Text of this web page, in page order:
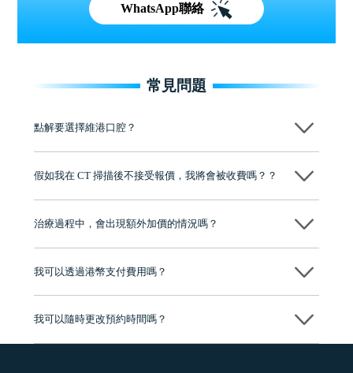
WhatsApp聯絡
常見問題
點解要選擇維港口腔？
牌」、「2025香港企業領袖品牌」，是諾貝爾種植系統全球放心植牙中
至今已服務超過三十個國家和地區的顧客，受到粵港澳大灣區及周邊城
有咨詢及服務保障中心，有任何問題都可以隨時預約免費咨詢，讓人十
假如我在 CT 掃描後不接受報價，我將會被收費嗎？？
治療過程中，會出現額外加價的情況嗎？
我可以透過港幣支付費用嗎？
可以。維港口腔會按照當日匯率轉算收取費用，而匯率會及時告知客人
我可以隨時更改預約時間嗎？